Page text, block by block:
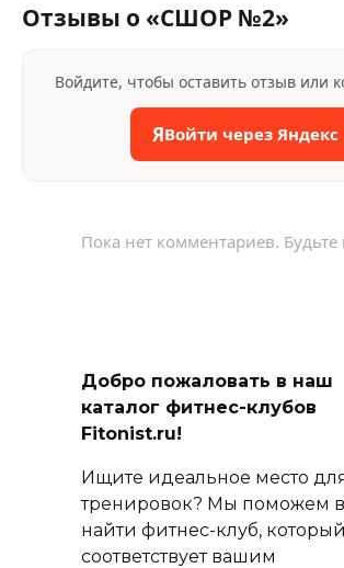
Отзывы о «СШОР №2»
Войдите, чтобы оставить отзыв или
ЯВойти через Яндекс
Пока нет комментариев.
Добро пожаловать в наш
каталог фитнес-клубов
Fitonist.ru!
Ищите идеальное место
тренировок? Мы поможем
найти фитнес-клуб, который
соответствует вашим